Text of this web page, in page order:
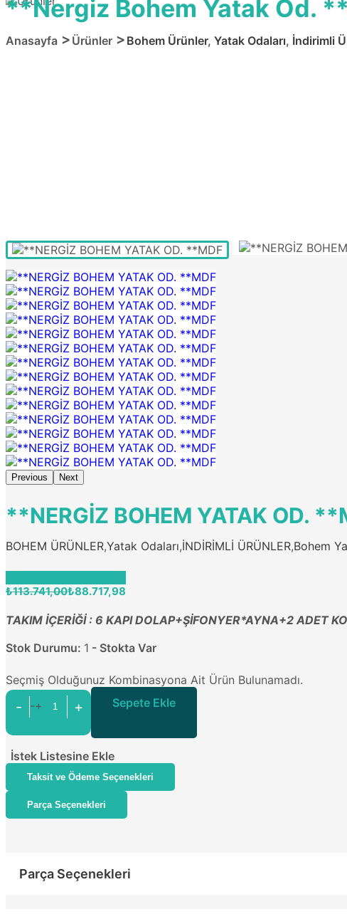
**Nergiz Bohem Yatak Od.
Anasayfa Ürünler Bohem Ürünler, Yatak Odaları, İndirimli
Previous Next
**NERGİZ BOHEM YATAK OD.
BOHEM ÜRÜNLER,Yatak Odaları,İNDİRİMLİ ÜRÜNLER,Bohem
₺113.741,00₺88.717,98
TAKIM İÇERİĞİ : 6 KAPI DOLAP+ŞİFONYER*AYNA+2 ADET
Stok Durumu: 1 - Stokta Var
Seçmiş Olduğunuz Kombinasyona Ait Ürün Bulunamadı.
- -+ + Sepete Ekle
İstek Listesine Ekle
Taksit ve Ödeme Seçenekleri
Parça Seçenekleri
Parça Seçenekleri